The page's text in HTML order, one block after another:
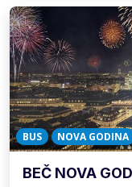
BUS NOVA GODINA
BEČ NOVA